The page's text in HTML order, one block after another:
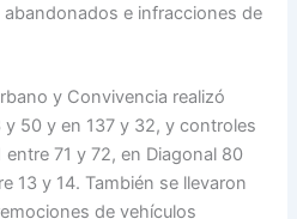
e infracciones de
y Convivencia realizó
50 y en 137 y 32, y controles
71 y 72, en Diagonal 80
13 y 14. También se llevaron
de vehículos